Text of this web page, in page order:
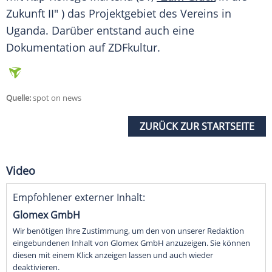
Zukunft II" ) das Projektgebiet des Vereins in
Uganda. Darüber entstand auch eine
Dokumentation auf ZDFkultur.
Quelle:spot on news
ZURÜCK ZUR STARTSEITE
Video
Empfohlener externer Inhalt:
Glomex GmbH
Wir benötigen Ihre Zustimmung, um den von unserer Redaktion
eingebundenen Inhalt von Glomex GmbH anzuzeigen. Sie können
diesen mit einem Klick anzeigen lassen und auch wieder
deaktivieren.